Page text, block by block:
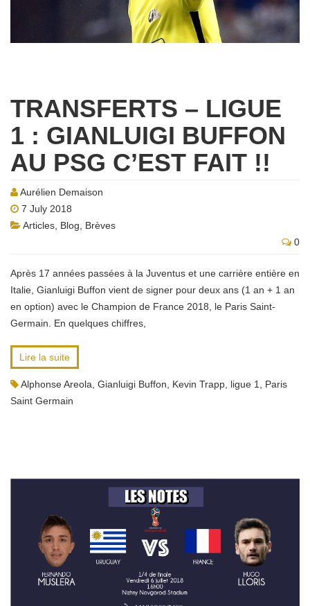
TRANSFERTS – LIGUE
1 : GIANLUIGI BUFFON
AU PSG C’EST FAIT !!
Aurélien Demaison
7 July 2018
Articles Blog
Brèves
0
Après 17 années passées à la Juventus et une carrière entière en
Italie, Gianluigi Buffon vient de signer pour deux ans (1 an + 1 an
en option) avec le Champion de France 2018, le Paris Saint-
Germain. En quelques chiffres,
Lire la suite
Alphonse Areola Gianluigi Buffon Kevin Trapp ligue 1
Paris
Saint Germain